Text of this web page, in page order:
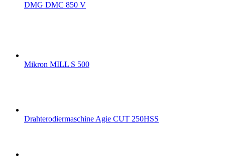
DMG DMC 850 V
Mikron MILL S 500
Drahterodiermaschine Agie CUT 250HSS